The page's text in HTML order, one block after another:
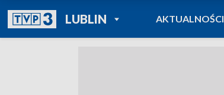
LUBLINPOWRÓT DO
TVP REGIONY
AKTUALNOŚCI